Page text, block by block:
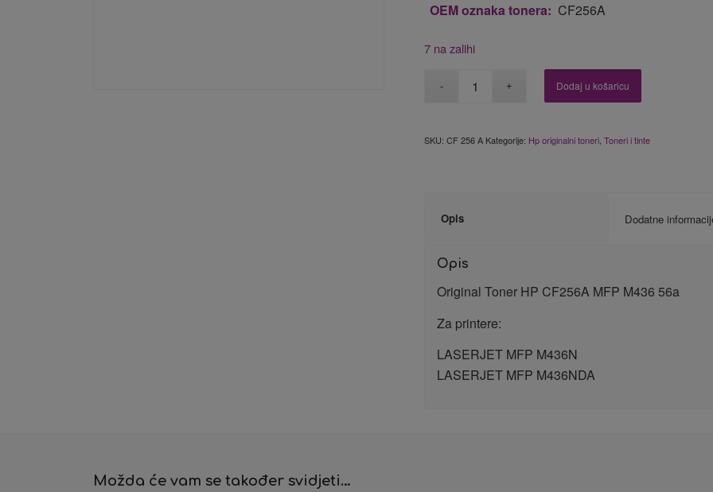
OEM oznaka tonera: CF256A
7 na zalihi
Dodaj u košaricu
SKU:CF 256 A Kategorije: Hp originalni toneri ,Toneri i tinte
Opis Dodatne
Opis
Original Toner HP CF256A MFP M436 56a
Za printere:
LASERJET MFP M436N
LASERJET MFP M436NDA
Možda će vam se također svidjeti…